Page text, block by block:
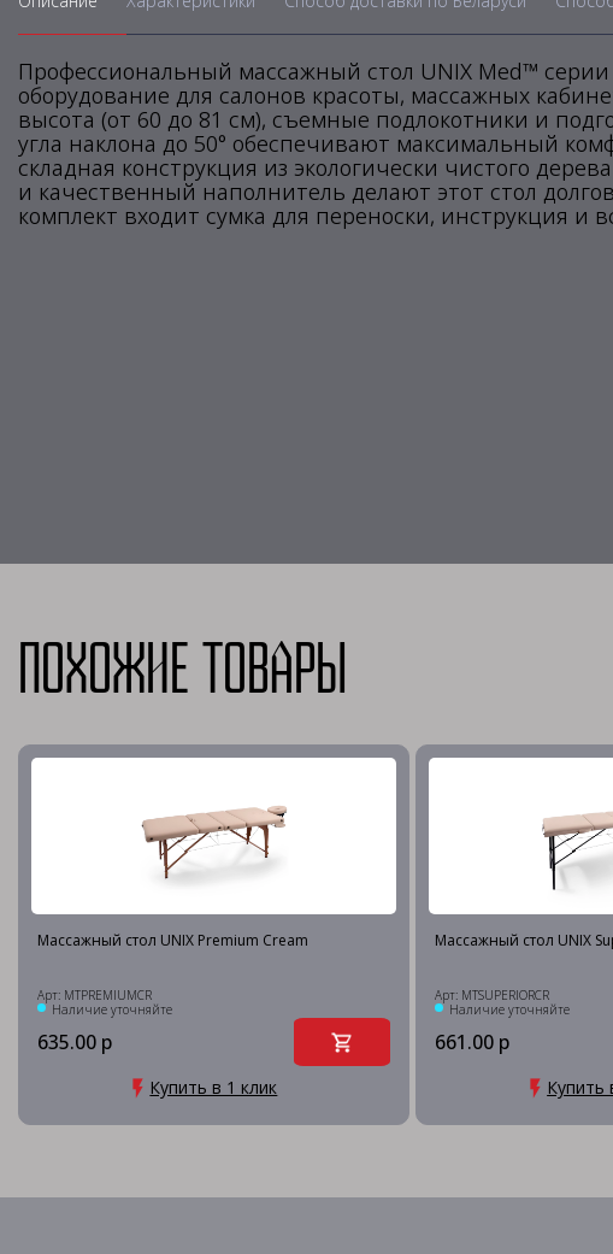
Профессиональный массажный стол UNIX Med™
оборудование для салонов красоты, массажных
высота (от 60 до 81 см), съемные подлокотники и
угла наклона до 50° обеспечивают максимальный
складная конструкция из экологически чистого
и качественный наполнитель делают этот стол
комплект входит сумка для переноски, инструкция и
Похожие товары
Массажный стол UNIX Premium Cream
Арт: MTPREMIUMCR
Наличие уточняйте
635.00 р
Купить в 1 клик
Массажный стол UNIX
Арт: MTSUPERIORCR
Наличие уточняйте
661.00 р
Купить